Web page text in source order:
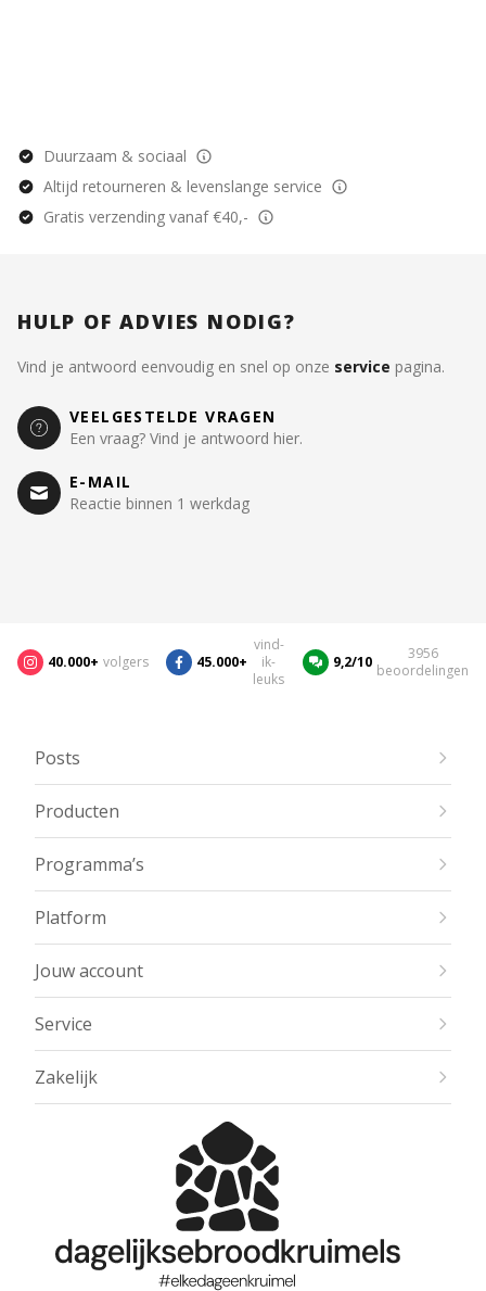
Duurzaam & sociaal
Altijd retourneren & levenslange service
Gratis verzending vanaf €40,-
HULP OF ADVIES NODIG?
Vind je antwoord eenvoudig en snel op onze service pagina.
VEELGESTELDE VRAGEN
Een vraag? Vind je antwoord hier.
E-MAIL
Reactie binnen 1 werkdag
40.000+ volgers 45.000+
vind-
ik-
leuks
9,2/10
3956
beoordelingen
Posts
Producten
Programma’s
Platform
Jouw account
Service
Zakelijk